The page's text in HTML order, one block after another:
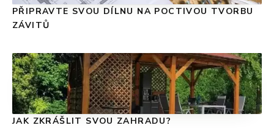
PŘIPRAVTE SVOU DÍLNU NA POCTIVOU TVORBU
ZÁVITŮ
JAK ZKRÁŠLIT SVOU ZAHRADU?